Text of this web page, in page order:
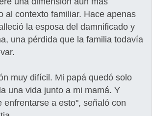
al contexto familiar. Hace apenas
la esposa del damnificado y
una pérdida que la familia todavía
muy difícil. Mi papá quedó solo
una vida junto a mi mamá. Y
enfrentarse a esto", señaló con